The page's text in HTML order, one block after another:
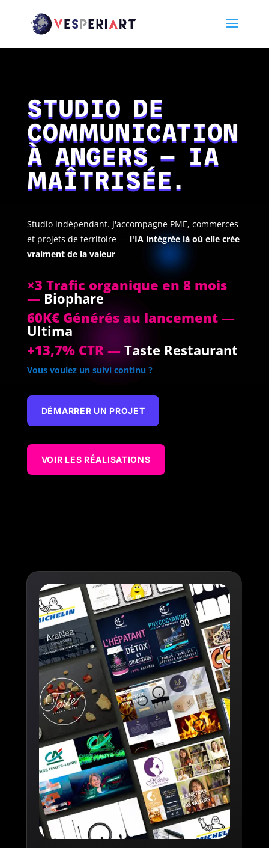
STUDIO DE
COMMUNICATION
À ANGERS — IA
MAÎTRISÉE.
Studio indépendant. J'accompagne PME, commerces
et projets de territoire —l'IA intégrée là où elle crée
vraiment de la valeur
×3 Trafic organique en 8 mois
— Biophare
60K€ Générés au lancement —
Ultima
+13,7% CTR — Taste Restaurant
Vous voulez un suivi continu ?
DÉMARRER UN PROJET
VOIR LES RÉALISATIONS